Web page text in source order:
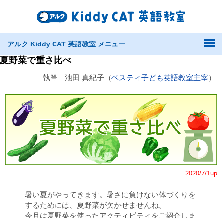
アルク Kiddy CAT 英語教室 メニュー
夏野菜で重さ比べ
執筆 池田 真紀子（ベスティ子ども英語教室主宰）
2020/7/1up
暑い夏がやってきます。暑さに負けない体づくりを
するためには、夏野菜が欠かせませんね。
今月は夏野菜を使ったアクティビティをご紹介しま